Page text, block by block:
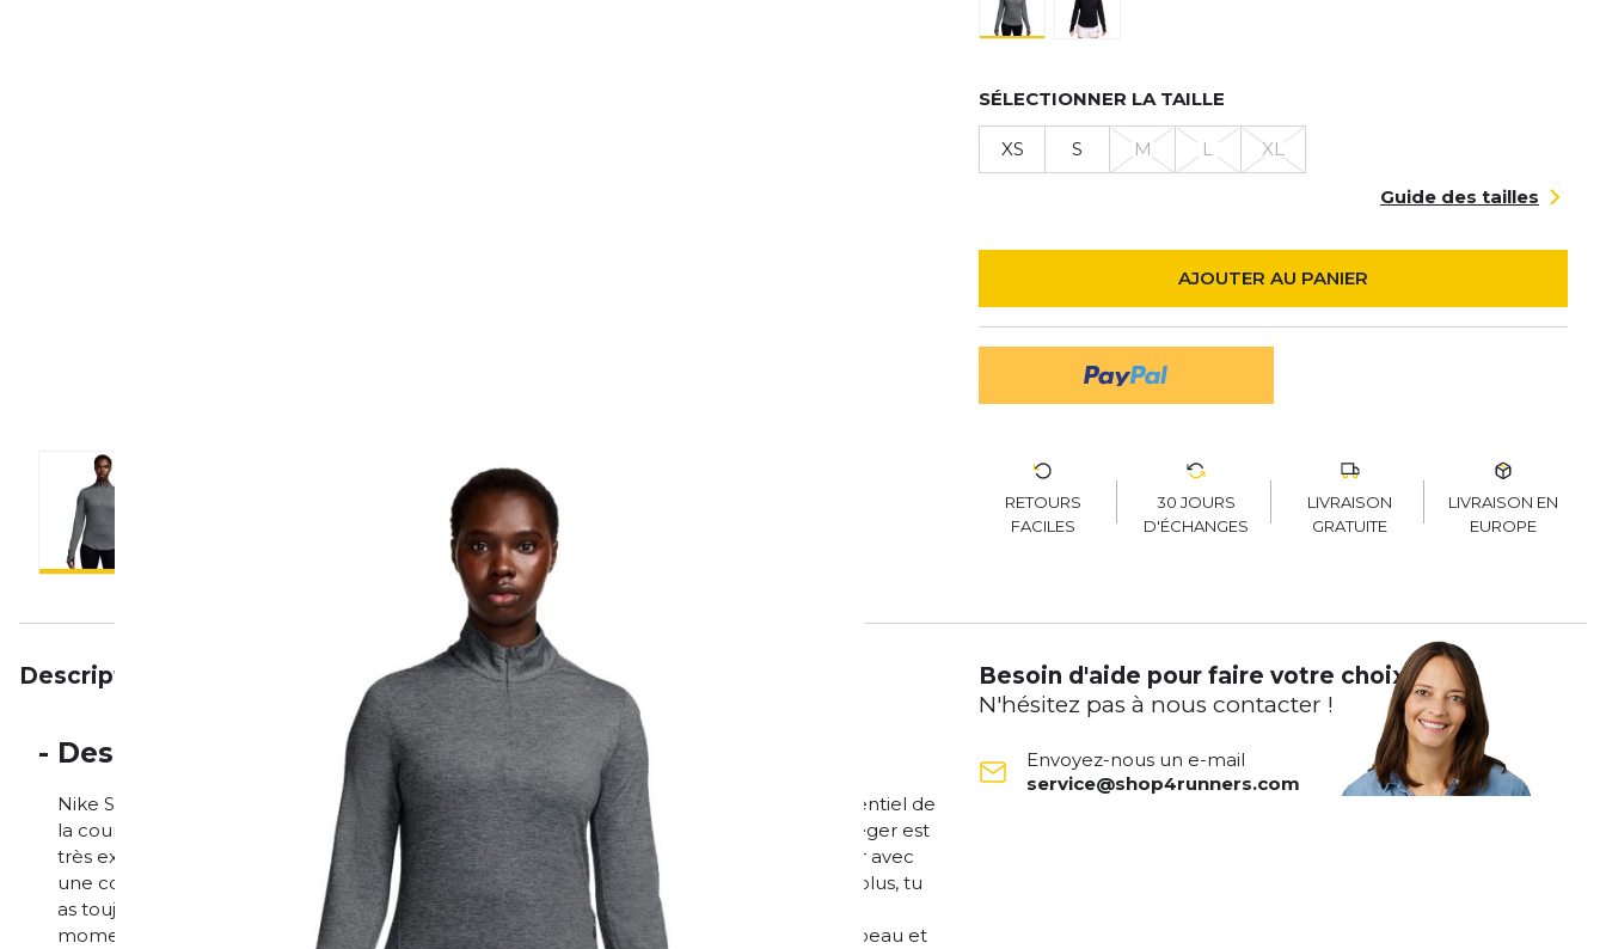
SÉLECTIONNER LA TAILLE
XS S M L XL
Guide des tailles
AJOUTER AU PANIER
RETOURS
FACILES
30 JOURS
D'ÉCHANGES
LIVRAISON
GRATUITE
LIVRAISON EN
EUROPE
Description
- Description
Nike Swift Haut de course Dri-FIT UV avec demi-fermeture éclair (Femme) Avec cet essentiel de
la course, tu peux parcourir n'importe quelle distance. Le tissu incroyablement doux et léger est
très extensible, mais ne se détend pas et offre un confort longue durée. Il a été mis à jour avec
une coupe plus ajustée et des fermetures éclair discrètes sur la poche et la poitrine. De plus, tu
as toujours une protection UV et des détails réfléchissants pour être bien protégé à tout
moment et partout. La technologie Nike Dri-FIT permet d'évacuer la transpiration de la peau et
Besoin d'aide pour faire votre choix ?
N'hésitez pas à nous contacter !
Envoyez-nous un e-mail
service@shop4runners.com